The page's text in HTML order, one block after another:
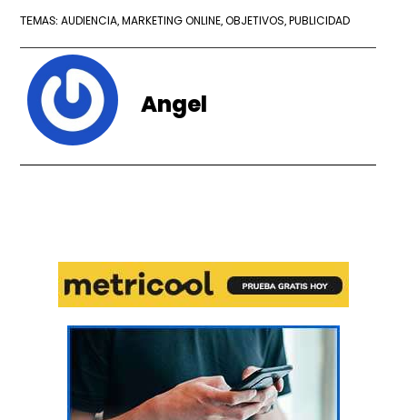
TEMAS:AUDIENCIA, MARKETING ONLINE,OBJETIVOS, PUBLICIDAD
Angel